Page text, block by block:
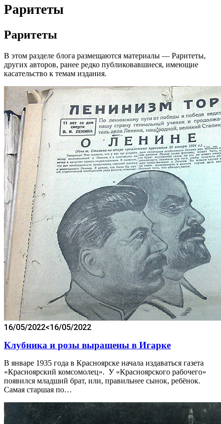
Раритеты
Раритеты
В этом разделе блога размещаются материалы — Раритеты,
других авторов, ранее редко публиковавшиеся, имеющие
касательство к темам издания.
16/05/2022<16/05/2022
Клубника и розы выращены в Игарке
В январе 1935 года в Красноярске начала издаваться газета
«Красноярский комсомолец». У «Красноярского рабочего»
появился младший брат, или, правильнее сынок, ребёнок.
Самая старшая по…